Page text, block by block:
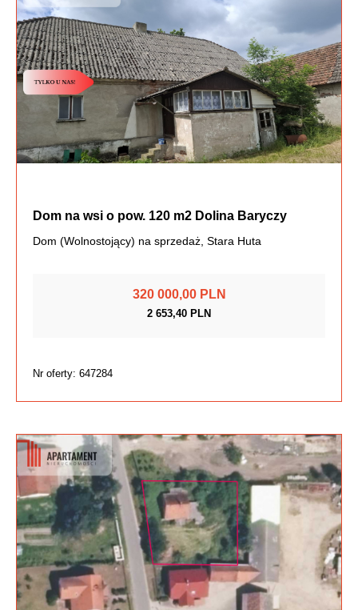
Dom na wsi o pow. 120 m2 Dolina Baryczy
Dom (Wolnostojący) na sprzedaż, Stara Huta
320 000,00 PLN
2 653,40 PLN
Nr oferty: 647284